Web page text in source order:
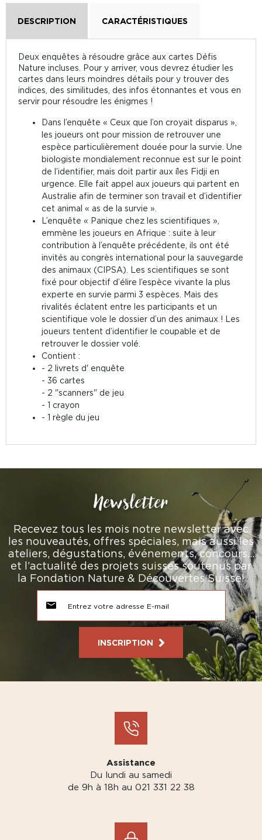
DESCRIPTION CARACTÉRISTIQUES
Deux enquêtes à résoudre grâce aux cartes Défis
Nature incluses. Pour y arriver, vous devrez étudier les
cartes dans leurs moindres détails pour y trouver des
indices, des similitudes, des infos étonnantes et vous en
servir pour résoudre les énigmes !
Dans l’enquête « Ceux que l’on croyait disparus »,
les joueurs ont pour mission de retrouver une
espèce particulièrement douée pour la survie. Une
biologiste mondialement reconnue est sur le point
de l’identifier, mais doit partir aux îles Fidji en
urgence. Elle fait appel aux joueurs qui partent en
Australie afin de terminer son travail et d’identifier
cet animal « as de la survie ».
L’enquête « Panique chez les scientifiques »,
emmène les joueurs en Afrique : suite à leur
contribution à l’enquête précédente, ils ont été
invités au congrès international pour la sauvegarde
des animaux (CIPSA). Les scientifiques se sont
fixé pour objectif d’élire l’espèce vivante la plus
experte en survie parmi 3 espèces. Mais des
rivalités éclatent entre les participants et un
scientifique vole le dossier d’un des animaux ! Les
joueurs tentent d’identifier le coupable et de
retrouver le dossier volé.
Contient :
- 2 livrets d' enquête
- 36 cartes
- 2 "scanners" de jeu
- 1 crayon
- 1 règle du jeu
Newsletter
Recevez tous les mois notre newsletter avec
les nouveautés, offres spéciales, mais aussi les
ateliers, dégustations, événements, concours…
et l’actualité des projets suisses soutenus par
la Fondation Nature & Découvertes Suisse!
INSCRIPTION
Assistance
Du lundi au samedi
de 9h à 18h au 021 331 22 38